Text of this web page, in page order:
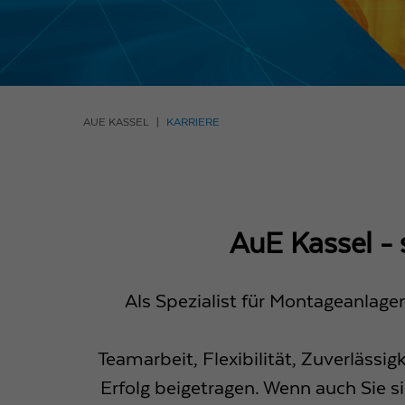
AUE KASSEL KARRIERE
AuE Kassel -
Als Spezialist für
Teamarbeit, Flexibilität,
Erfolg beigetragen. Wenn auch Sie